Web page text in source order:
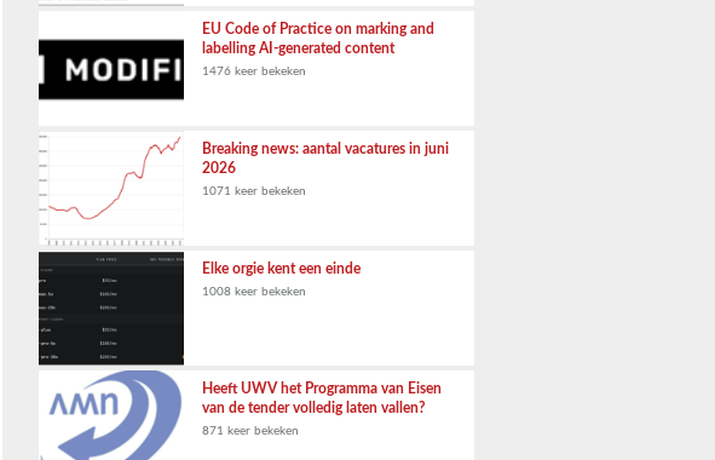
EU Code of Practice on marking and
labelling AI-generated content
1476 keer bekeken
Breaking news: aantal vacatures in juni
2026
1071 keer bekeken
Elke orgie kent een einde
1008 keer bekeken
Heeft UWV het Programma van Eisen
van de tender volledig laten vallen?
871 keer bekeken